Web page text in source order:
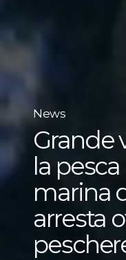
News
Grande
la
marina
arresta